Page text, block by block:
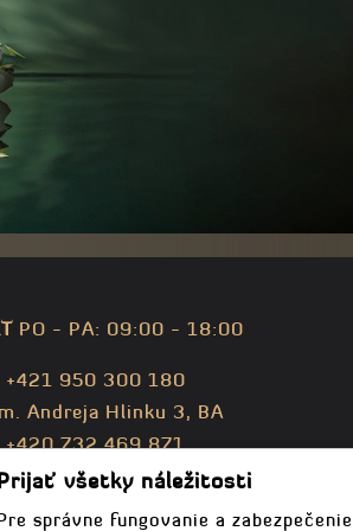
PO - PA: 09:00 - 18:00
+421 950 300 180
Andreja Hlinku 3, BA
+420 732 469 871
,info@bodhi.cz
všetky náležitosti
správne fungovanie a